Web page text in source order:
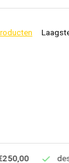
winkel